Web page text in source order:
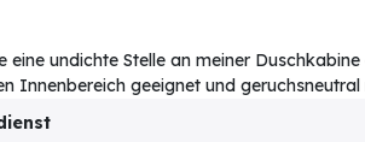
eine undichte Stelle an meiner
Innenbereich geeignet und